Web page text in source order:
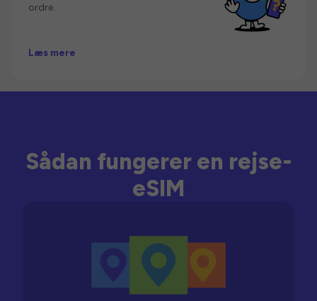
ordre.
Læs mere
Sådan fungerer en rejse-
eSIM